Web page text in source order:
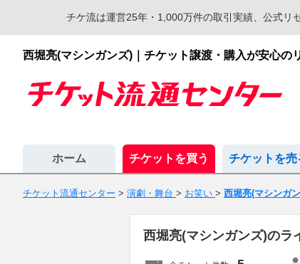
チケ流は運営25年・1,000万件の取引実績、公式リ
西堀亮(マシンガンズ)｜チケット譲渡・購入が安心の
ホーム チケットを買う チケットを売
チケット流通センター > 演劇・舞台 > お笑い > 西堀亮(マシンガ
西堀亮(マシンガンズ)のラ